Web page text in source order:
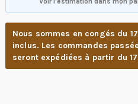
Nous sommes en congés du
inclus. Les commandes
seront expédiées à partir du